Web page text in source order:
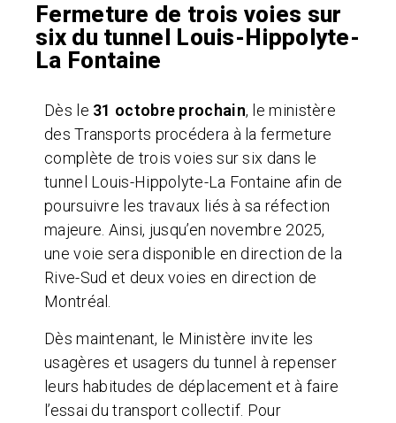
Fermeture de trois voies sur
six du tunnel Louis-Hippolyte-
La Fontaine
Dès le 31 octobre prochain, le ministère
des Transports procédera à la fermeture
complète de trois voies sur six dans le
tunnel Louis-Hippolyte-La Fontaine afin de
poursuivre les travaux liés à sa réfection
majeure. Ainsi, jusqu’en novembre 2025,
une voie sera disponible en direction de la
Rive-Sud et deux voies en direction de
Montréal.
Dès maintenant, le Ministère invite les
usagères et usagers du tunnel à repenser
leurs habitudes de déplacement et à faire
l’essai du transport collectif. Pour